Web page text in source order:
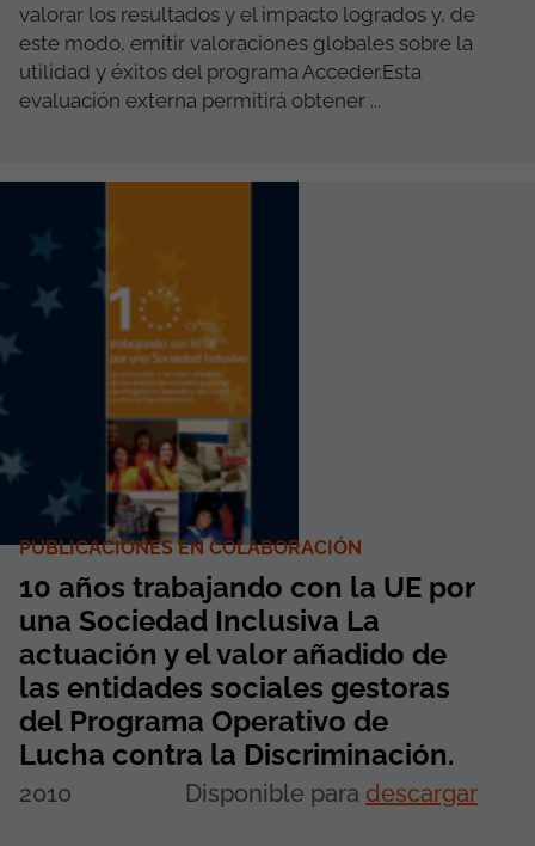
valorar los resultados y el impacto logrados y, de
este modo, emitir valoraciones globales sobre la
utilidad y éxitos del programa Acceder.Esta
evaluación externa permitirá obtener ...
PUBLICACIONES EN COLABORACIÓN
10 años trabajando con la UE por
una Sociedad Inclusiva La
actuación y el valor añadido de
las entidades sociales gestoras
del Programa Operativo de
Lucha contra la Discriminación.
2010 Disponible para descargar